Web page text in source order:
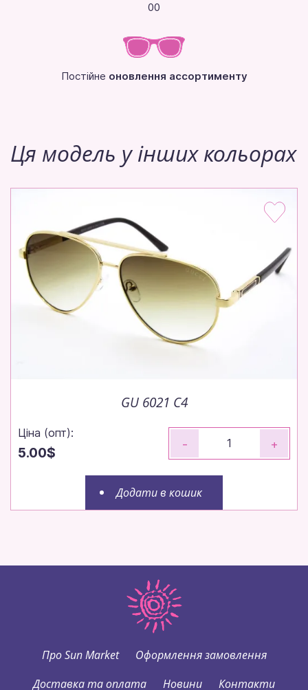
00
Постійне оновлення ассортименту
Ця модель у інших кольорах
GU 6021 C4
Ціна (опт):
5.00$
- +
Додати в кошик
Про Sun Market
Оформлення замовлення
Доставка та оплата
Новини Контакти